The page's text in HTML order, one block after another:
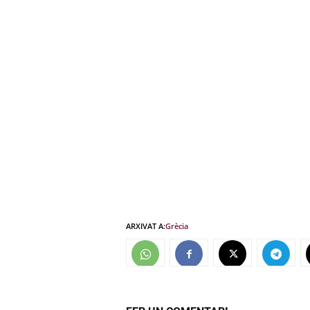
ARXIVAT A:Grècia